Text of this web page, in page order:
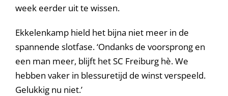
week eerder uit te wissen.
Ekkelenkamp hield het bijna niet meer in de
spannende slotfase. ‘Ondanks de voorsprong en
een man meer, blijft het SC Freiburg hè. We
hebben vaker in blessuretijd de winst verspeeld.
Gelukkig nu niet.’